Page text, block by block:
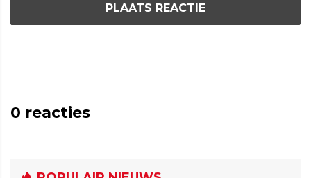
PLAATS REACTIE
0 reacties